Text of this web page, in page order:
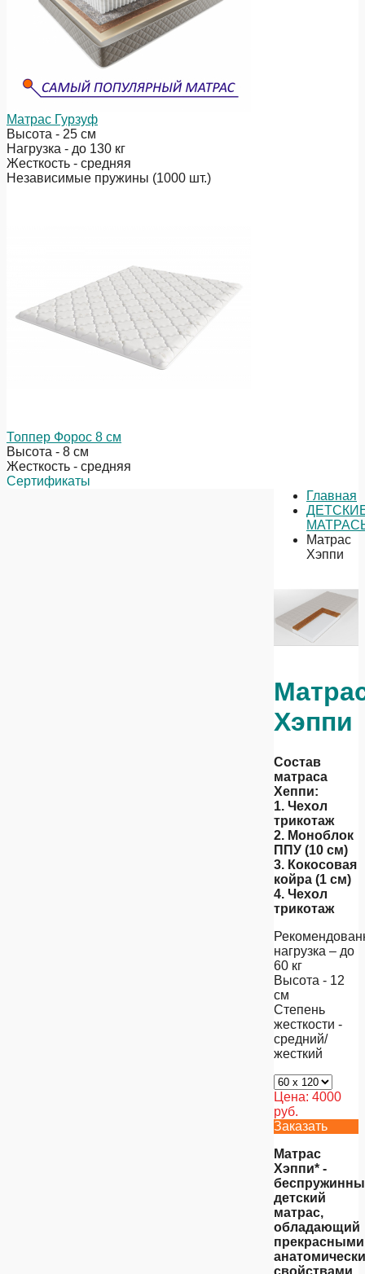
Матрас Гурзуф
Высота - 25 см
Нагрузка - до 130 кг
Жесткость - средняя
Независимые пружины (1000 шт.)
Топпер Форос 8 см
Высота - 8 см
Жесткость - средняя
Сертификаты
Главная
Матрас
Хэппи
Хэппи
Состав
матраса
Хеппи:
1. Чехол
трикотаж
2. Моноблок
ППУ (10 см)
3. Кокосовая
койра (1 см)
4. Чехол
трикотаж
нагрузка – до
60 кг
Высота - 12
см
Степень
жесткости -
средний/
жесткий
Цена: 4000
руб.
Заказать
Матрас
Хэппи* -
детский
матрас,
обладающий
прекрасными
свойствами,